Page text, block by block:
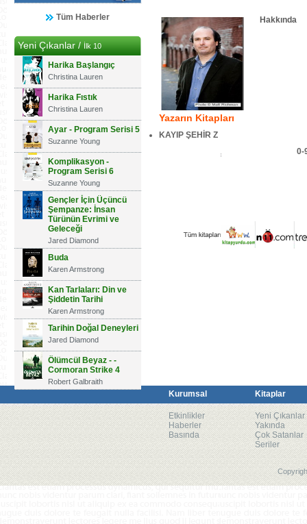
Tüm Haberler
Yeni Çıkanlar /İlk 10
Harika Başlangıç
Christina Lauren
Harika Fıstık
Christina Lauren
Ayar - Program Serisi 5
Suzanne Young
Komplikasyon -
Program Serisi 6
Suzanne Young
Gençler İçin Üçüncü
Şempanze: İnsan
Türünün Evrimi ve
Geleceği
Jared Diamond
Buda
Karen Armstrong
Kan Tarlaları: Din ve
Şiddetin Tarihi
Karen Armstrong
Tarihin Doğal Deneyleri
Jared Diamond
Ölümcül Beyaz - -
Cormoran Strike 4
Robert Galbraith
Hakkında
Yazarın Kitapları
KAYIP ŞEHİR Z
0-
Kurumsal Kitaplar
Etkinlikler
Haberler
Basında
Yeni Çıkanlar
Yakında
Çok Satanlar
Seriler